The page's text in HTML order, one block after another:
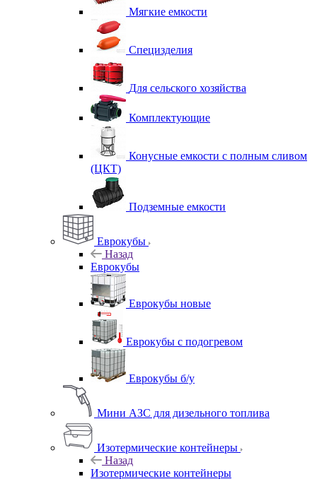
Мягкие емкости
Специзделия
Для сельского хозяйства
Комплектующие
Конусные емкости с полным сливом
(ЦКТ)
Подземные емкости
Еврокубы
Назад
Еврокубы
Еврокубы новые
Еврокубы с подогревом
Еврокубы б/у
Мини АЗС для дизельного топлива
Изотермические контейнеры
Назад
Изотермические контейнеры